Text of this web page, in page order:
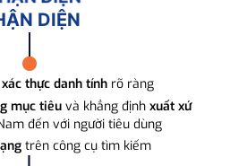
DIỆN
xác thực danh tính rõ ràng
mục tiêuvà khẳng định xuất xứ
đến với người tiêu dùng
trên công cụ tìm kiếm